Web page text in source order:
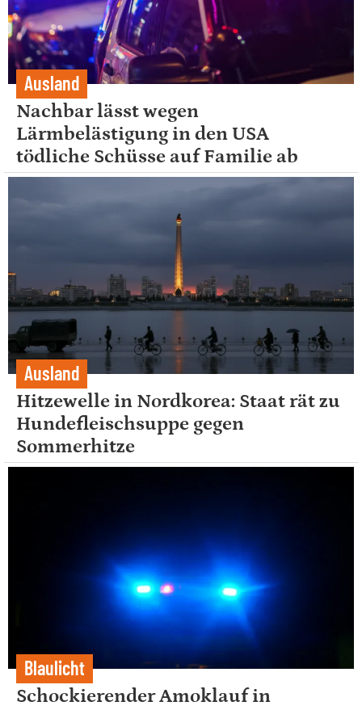
Ausland
Nachbar lässt wegen
Lärmbelästigung in den USA
tödliche Schüsse auf Familie ab
Ausland
Hitzewelle in Nordkorea: Staat rät zu
Hundefleischsuppe gegen
Sommerhitze
Blaulicht
Schockierender Amoklauf in